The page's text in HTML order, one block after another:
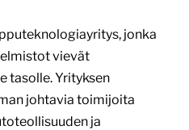
jonka
vievät
tasolle. Yrityksen
johtavia toimijoita
ja